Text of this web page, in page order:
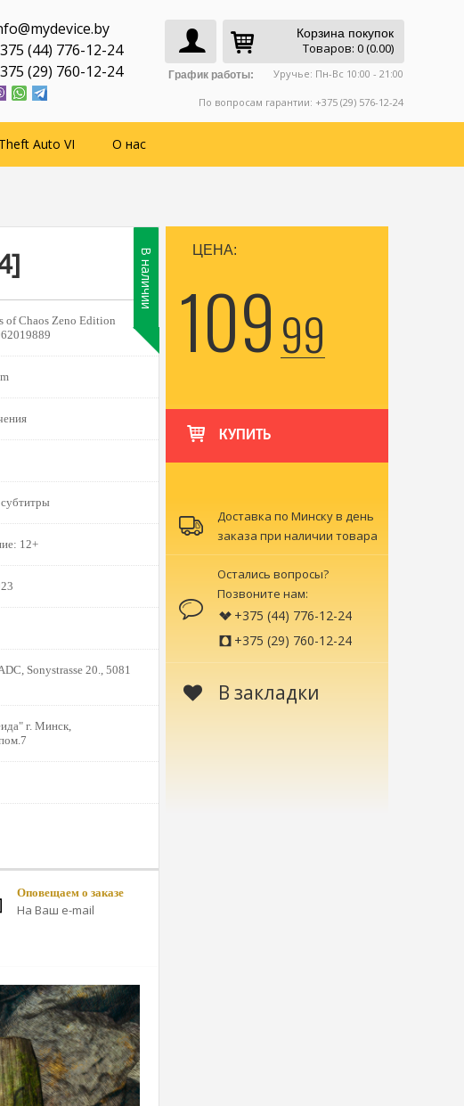
Корзина покупок
Товаров: 0 (0.00)
График работы: Уручье: Пн-Вс 10:00 - 21:00
По вопросам гарантии: +375 (29) 576-12-24
(44) 776-12-24
(29) 760-12-24
Auto VI О нас
of Chaos Zeno Edition
12+
Sonystrasse 20., 5081
г. Минск,
В наличии
Оповещаем о заказе
На Ваш e-mail
ЦЕНА:
10999
КУПИТЬ
Доставка по Минску в день
заказа при наличии товара
Остались вопросы?
Позвоните нам:
+375 (44) 776-12-24
+375 (29) 760-12-24
В закладки